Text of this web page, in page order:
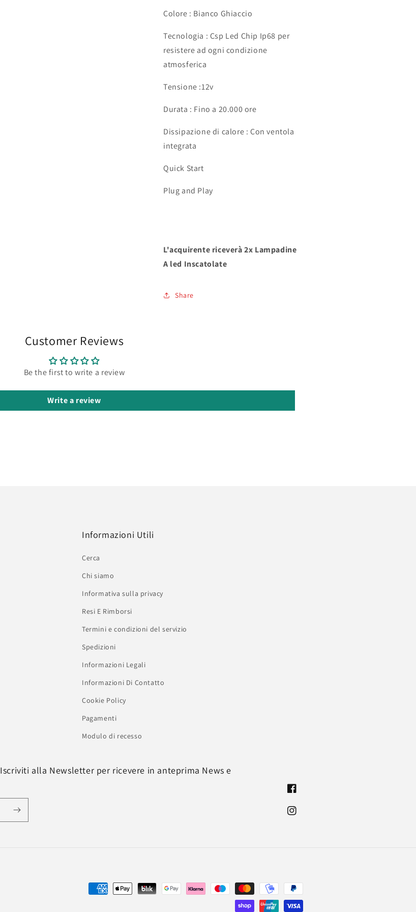
Colore : Bianco Ghiaccio
Tecnologia : Csp Led Chip Ip68 per
resistere ad ogni condizione
atmosferica
Tensione :12v
Durata : Fino a 20.000 ore
Dissipazione di calore : Con ventola
integrata
Quick Start
Plug and Play
L'acquirente riceverà 2x Lampadine
A led Inscatolate
Share
Customer Reviews
Be the first to write a review
Write a review
Informazioni Utili
Cerca
Chi siamo
Informativa sulla privacy
Resi E Rimborsi
Termini e condizioni del servizio
Spedizioni
Informazioni Legali
Informazioni Di Contatto
Cookie Policy
Pagamenti
Modulo di recesso
Iscriviti alla Newsletter per ricevere in anteprima News e
Facebook
Instagram
Metodi